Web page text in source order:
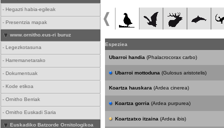
- Hegazti habia-egileak
- Presentzia mapak
www.ornitho.eus-ri buruz
- Legezkotasuna
- Harremanetarako
- Dokumentuak
- Kode etikoa
- Ornitho Berriak
- Ornitho Euskadi Saria
Euskadiko Batzorde Ornitologikoa
Espeziea
Ubarroi handia (Phalacrocorax carbo)
Ubarroi mottoduna (Gulosus aristotelis)
Koartza hauskara (Ardea cinerea)
Koartza gorria (Ardea purpurea)
Koartzatxo itzaina (Ardea ibis)